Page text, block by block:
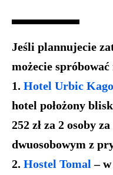
Jeśli plannujecie
możecie
1. Hotel Urbic
hotel położony
252 zł za 2 osoby
dwuosobowym z
2. Hostel Tomal–